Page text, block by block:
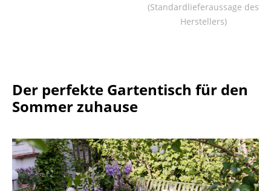
Aufbewahren
Bücherregale
Wandregale
(Standardlieferaussage des
Herstellers)
Der perfekte Gartentisch für den
Sommer zuhause